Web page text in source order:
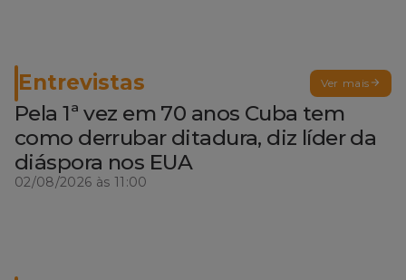
Entrevistas Ver mais
Pela 1ª vez em 70 anos Cuba tem
como derrubar ditadura, diz líder da
diáspora nos EUA
02/08/2026 às 11:00